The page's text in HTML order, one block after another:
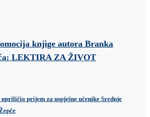
knjige autora Branka
LEKTIRA ZA ŽIVOT
prijem za uspješne učenike Srednje